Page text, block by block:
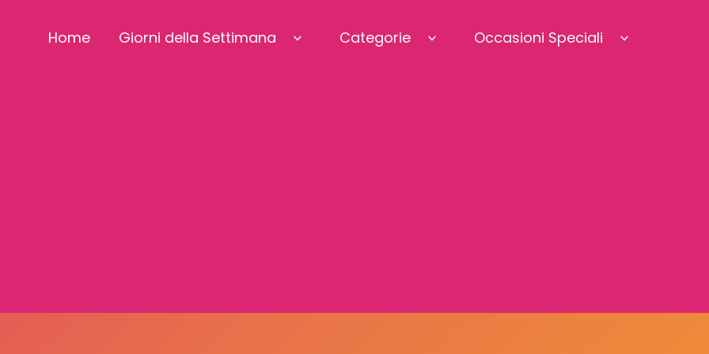
Home Giorni della Settimana Categorie Occasioni Speciali